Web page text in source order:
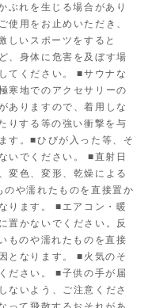
ぶれを生じる場合があり
使用をお止めいただき、
しいスポーツをすると
、身体に危害を及ぼす場
てください。 ■サウナな
寒地でのアクセサリーの
ありますので、着用しな
りする等の強い衝撃を与
す。■ひびが入った等、そ
いでください。 ■直射日
変色、変形、乾燥による
や濡れたものを直接置か
ります。 ■エアコン・暖
置かないでください。反
ものや濡れたものを直接
となります。 ■火気のそ
ださい。 ■子供の手が届
ないよう、ご注意くださ